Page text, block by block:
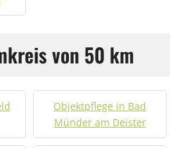
von 50 km
Objektpflege in Bad
Münder am Deister